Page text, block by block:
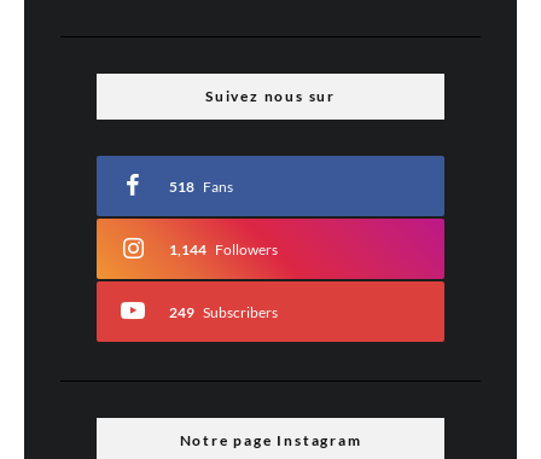
Suivez nous sur
518 Fans
1,144 Followers
249 Subscribers
Notre page Instagram